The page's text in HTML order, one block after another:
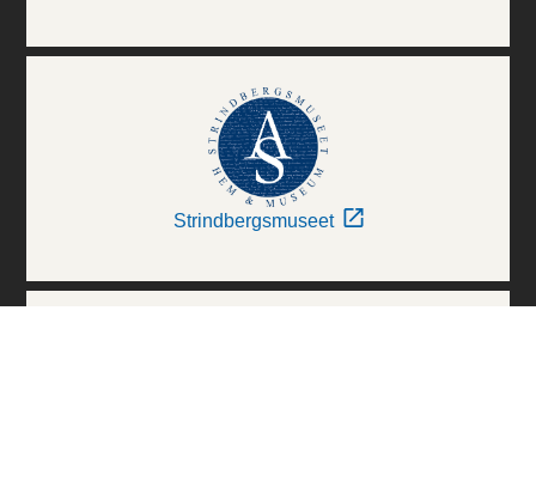
Strindbergsmuseet